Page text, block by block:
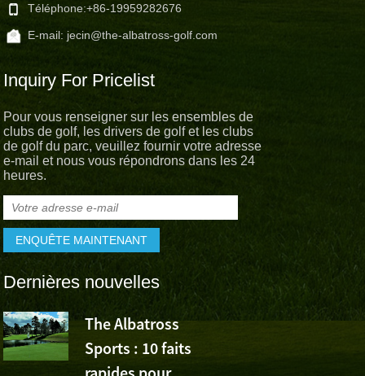
Téléphone:+86-19959282676
E-mail: jecin@the-albatross-golf.com
Inquiry For Pricelist
Pour vous renseigner sur les ensembles de
clubs de golf, les drivers de golf et les clubs
de golf du parc, veuillez fournir votre adresse
e-mail et nous vous répondrons dans les 24
heures.
Dernières nouvelles
The Albatross
Sports : 10 faits
L’Albatross